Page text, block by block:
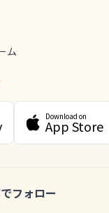
ム
Download on
App Store
フォロー